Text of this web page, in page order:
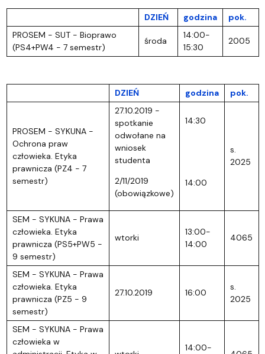
DZIEŃ godzina
pok.
PROSEM - SUT - Bioprawo
(PS4+PW4 - 7 semestr)
środa
14:00-
15:30
2005
DZIEŃ godzina pok.
PROSEM - SYKUNA -
Ochrona praw
człowieka. Etyka
prawnicza (PZ4 - 7
semestr)
27.10.2019 -
spotkanie
odwołane na
wniosek
studenta
2/11/2019
(obowiązkowe)
14:30
14:00
s.
2025
SEM - SYKUNA - Prawa
człowieka. Etyka
prawnicza (PS5+PW5 -
9 semestr)
wtorki
13:00-
14:00
4065
SEM - SYKUNA - Prawa
człowieka. Etyka
prawnicza (PZ5 - 9
semestr)
27.10.2019 16:00
s.
2025
SEM - SYKUNA - Prawa
człowieka w
14:00-